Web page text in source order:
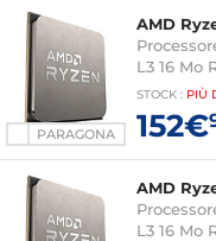
PARAGONA
AMD
L3 16 Mo
senza
senza
STOCK : PIÙ
152€
AMD
L3 16 Mo